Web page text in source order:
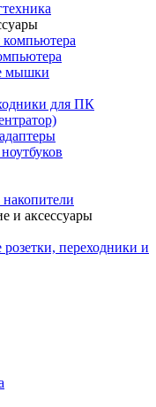
мышки
для ПК
и аксессуары
переходники и